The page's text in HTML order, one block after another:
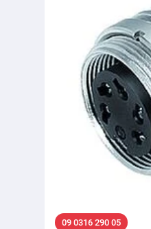
09 0316 290 05